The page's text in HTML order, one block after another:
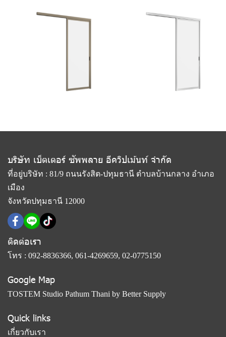
บริษัท เบ็ตเตอร์ ซัพพลาย อีควิปเม้นท์ จำกัด
ที่อยู่บริษัท : 81/9 ถนนรังสิต-ปทุมธานี ตำบลบ้านกลาง อำเภอ
เมือง
จังหวัดปทุมธานี 12000
ติดต่อเรา
โทร : 092-8836366, 061-4269659, 02-0775150
Google Map
TOSTEM Studio Pathum Thani by Better Supply
Quick links
เกี่ยวกับเรา